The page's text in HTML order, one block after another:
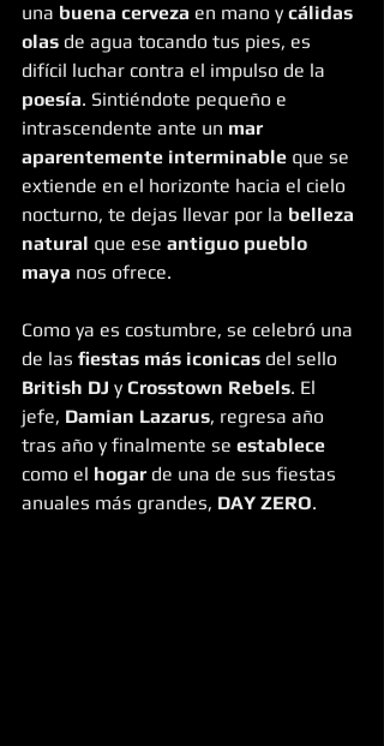
una buena cerveza en mano y cálidas
olas de agua tocando tus pies, es
difícil luchar contra el impulso de la
poesía. Sintiéndote pequeño e
intrascendente ante un mar
aparentemente interminable que se
extiende en el horizonte hacia el cielo
nocturno, te dejas llevar por la belleza
natural que ese antiguo pueblo
maya nos ofrece.
Como ya es costumbre, se celebró una
de las fiestas más iconicas del sello
British DJ y Crosstown Rebels. El
jefe, Damian Lazarus, regresa año
tras año y finalmente se establece
como el hogar de una de sus fiestas
anuales más grandes, DAY ZERO.